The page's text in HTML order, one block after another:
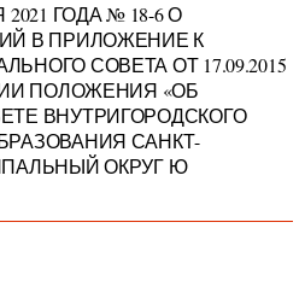
ГОДА № 18-6 О
В ПРИЛОЖЕНИЕ К
СОВЕТА ОТ 17.09.2015
ПОЛОЖЕНИЯ «ОБ
ВНУТРИГОРОДСКОГО
САНКТ-
ОКРУГ Ю